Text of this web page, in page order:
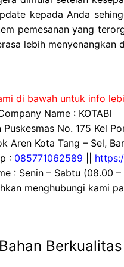
kepada Anda
pemesanan yang
lebih menyenangkan
di bawah untuk info
Name : KOTABI
No. 175 Kel
Aren Kota Tang – Sel,
: 085771062589
: Senin – Sabtu (08.00 –
menghubungi kami
Berkualitas